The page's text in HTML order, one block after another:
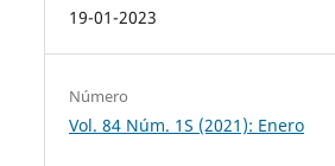
19-01-2023
Número
Vol. 84 Núm. 1S (2021): Enero